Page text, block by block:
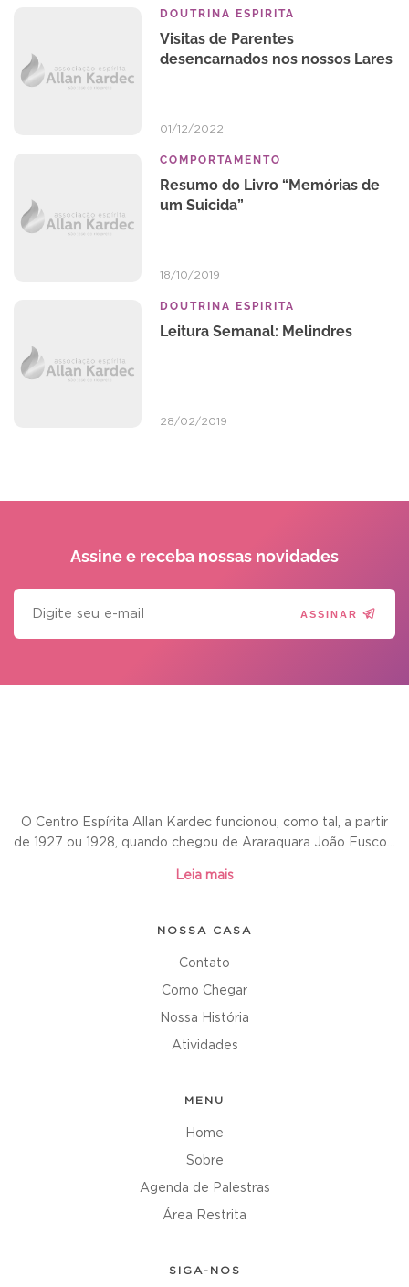
DOUTRINA ESPIRITA
Visitas de Parentes
desencarnados nos nossos Lares
01/12/2022
COMPORTAMENTO
Resumo do Livro “Memórias de
um Suicida”
18/10/2019
DOUTRINA ESPIRITA
Leitura Semanal: Melindres
28/02/2019
Assine e receba nossas novidades
ASSINAR
O Centro Espírita Allan Kardec funcionou, como tal, a partir
de 1927 ou 1928, quando chegou de Araraquara João Fusco...
Leia mais
NOSSA CASA
Contato
Como Chegar
Nossa História
Atividades
MENU
Home
Sobre
Agenda de Palestras
Área Restrita
SIGA-NOS